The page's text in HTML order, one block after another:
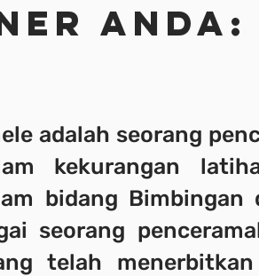
ANDA:
adalah seorang
kekurangan
bidang
seorang
telah